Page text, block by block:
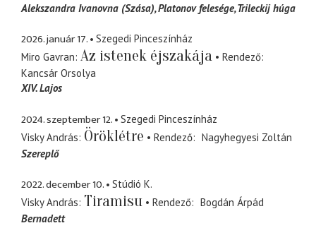
Alekszandra Ivanovna (Szása) Platonov felesége, Trileckij húga
2026. január 17.
Szegedi Pinceszínház
Miro Gavran Az istenek éjszakája
Rendező
Kancsár Orsolya
XIV. Lajos
2024. szeptember 12.
Szegedi Pinceszínház
Visky András Öröklétre Rendező
Nagyhegyesi Zoltán
Szereplő
2022. december 10.
Stúdió K.
Visky András Tiramisu Rendező
Bogdán Árpád
Bernadett